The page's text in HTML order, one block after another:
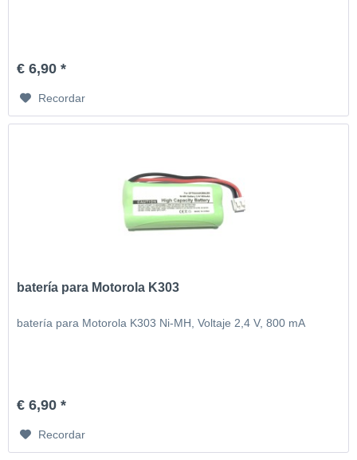
€ 6,90 *
Recordar
batería para Motorola K303
batería para Motorola K303 Ni-MH, Voltaje 2,4 V, 800 mA
€ 6,90 *
Recordar